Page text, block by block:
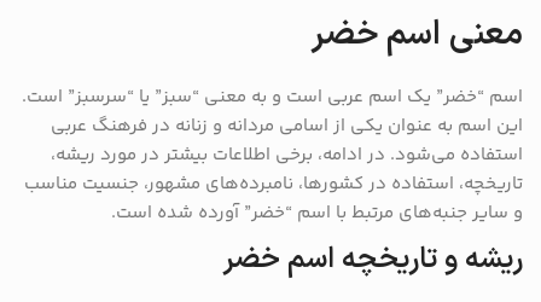
معنی اسم خضر
اسم “خضر” یک اسم عربی است و به معنی “سبز” یا “سرسبز” است.
این اسم به عنوان یکی از اسامی مردانه و زنانه در فرهنگ عربی
استفاده می‌شود. در ادامه، برخی اطلاعات بیشتر در مورد ریشه،
تاریخچه، استفاده در کشورها، نامبرده‌های مشهور، جنسیت مناسب
و سایر جنبه‌های مرتبط با اسم “خضر” آورده شده است.
ریشه و تاریخچه اسم خضر